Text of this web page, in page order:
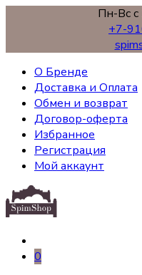
Пн-Вс
+7-
О Бренде
Доставка и Оплата
Обмен и возврат
Договор-оферта
Избранное
Регистрация
Мой аккаунт
0